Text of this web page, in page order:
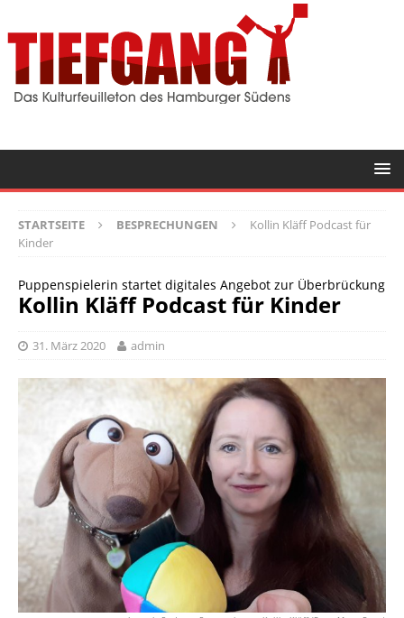
STARTSEITE BESPRECHUNGEN
Kollin Kläff Podcast für
Kinder
Puppenspielerin startet digitales Angebot zur Überbrückung
Kollin Kläff Podcast für Kinder
31. März 2020 admin